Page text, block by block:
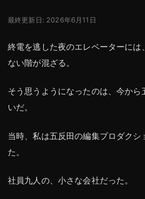
最終更新日: 2026年6月11日
終電を逃した夜のエレベーターには
ない階が混ざる。
そう思うようになったのは、今から
いだ。
当時、私は五反田の編集プロダクシ
た。
社員九人の、小さな会社だった。